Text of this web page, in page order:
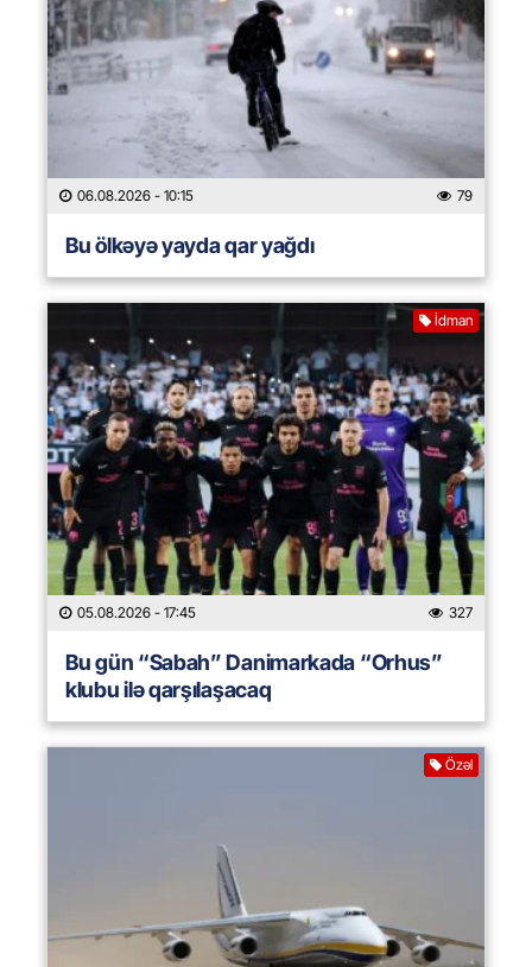
06.08.2026 - 10:15 79
Bu ölkəyə yayda qar yağdı
İdman
05.08.2026 - 17:45 327
Bu gün “Sabah” Danimarkada “Orhus”
klubu ilə qarşılaşacaq
Özəl